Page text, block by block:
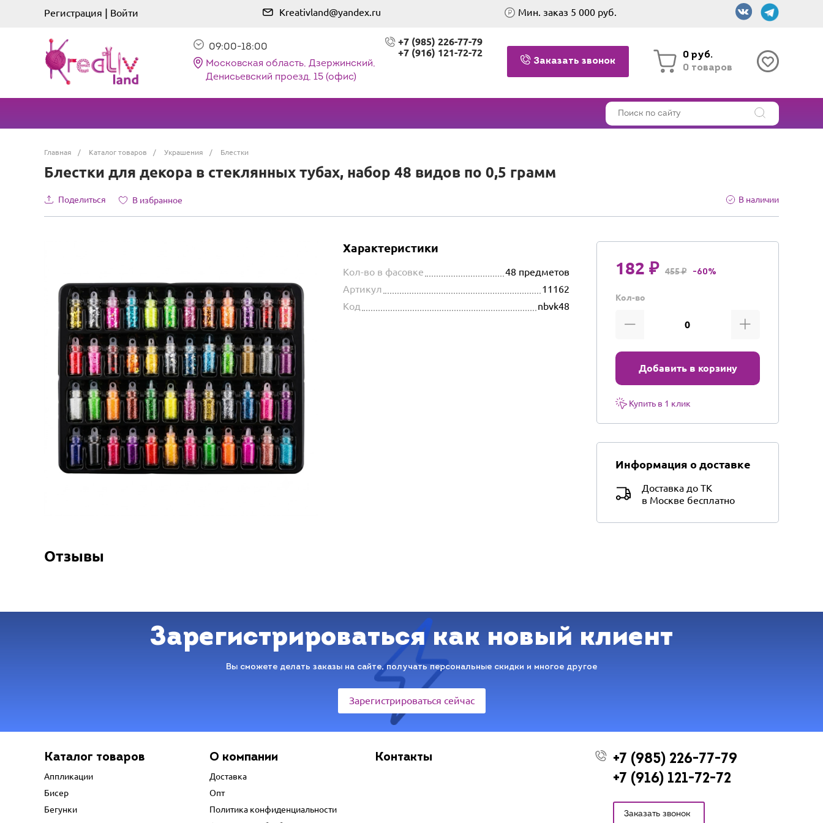
Регистрация | Войти Kreativland@yandex.ru Мин. заказ 5 000 руб.
09:00-18:00
Московская область, Дзержинский,
Денисьевский проезд, 15 (офис)
+7 (985) 226-77-79
+7 (916) 121-72-72
Заказать звонок
0 руб.
0 товаров
Главная / Каталог товаров / Украшения / Блестки
Блестки для декора в стеклянных тубах, набор 48 видов по 0,5 грамм
Поделиться В избранное В наличии
Характеристики
Кол-во в фасовке
48 предметов
Артикул
11162
Код
nbvk48
182 ₽ 455 ₽ -60%
Кол-во
Добавить в корзину
Купить в 1 клик
Информация о доставке
Доставка до ТК
в Москве бесплатно
Отзывы
Зарегистрироваться как новый клиент
Вы сможете делать заказы на сайте, получать персональные скидки и многое другое
Зарегистрироваться сейчас
Каталог товаров
Аппликации
Бисер
Бегунки
О компании
Доставка
Опт
Политика конфиденциальности
Контакты
+7 (985) 226-77-79
+7 (916) 121-72-72
Заказать звонок